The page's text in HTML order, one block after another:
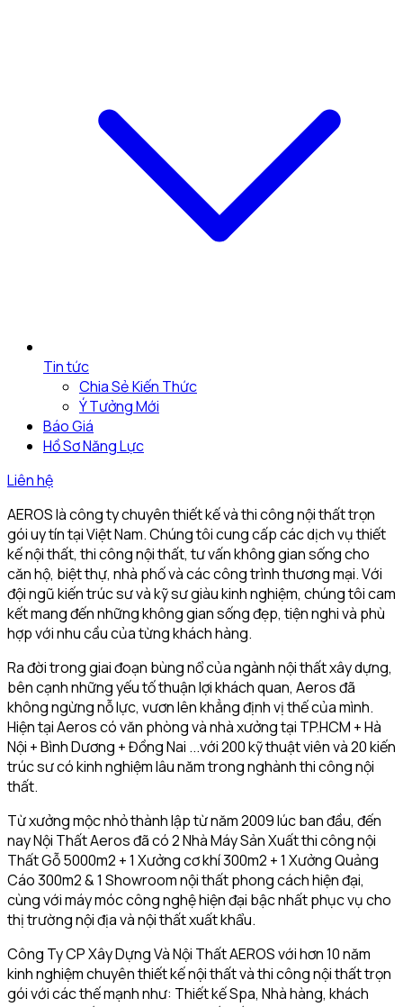
Tin tức
Chia Sẻ Kiến Thức
Ý Tưởng Mới
Báo Giá
Hồ Sơ Năng Lực
Liên hệ
AEROS là công ty chuyên thiết kế và thi công nội thất trọn
gói uy tín tại Việt Nam. Chúng tôi cung cấp các dịch vụ thiết
kế nội thất, thi công nội thất, tư vấn không gian sống cho
căn hộ, biệt thự, nhà phố và các công trình thương mại. Với
đội ngũ kiến trúc sư và kỹ sư giàu kinh nghiệm, chúng tôi cam
kết mang đến những không gian sống đẹp, tiện nghi và phù
hợp với nhu cầu của từng khách hàng.
Ra đời trong giai đoạn bùng nổ của ngành nội thất xây dựng,
bên cạnh những yếu tố thuận lợi khách quan, Aeros đã
không ngừng nỗ lực, vươn lên khẳng định vị thế của mình.
Hiện tại Aeros có văn phòng và nhà xưởng tại TP.HCM + Hà
Nội + Bình Dương + Đồng Nai ...với 200 kỹ thuật viên và 20 kiến
trúc sư có kinh nghiệm lâu năm trong nghành thi công nội
thất.
Từ xưởng mộc nhỏ thành lập từ năm 2009 lúc ban đầu, đến
nay Nội Thất Aeros đã có 2 Nhà Máy Sản Xuất thi công nội
Thất Gỗ 5000m2 + 1 Xưởng cơ khí 300m2 + 1 Xưởng Quảng
Cáo 300m2 & 1 Showroom nội thất phong cách hiện đại,
cùng với máy móc công nghệ hiện đại bậc nhất phục vụ cho
thị trường nội địa và nội thất xuất khẩu.
Công Ty CP Xây Dựng Và Nội Thất AEROS với hơn 10 năm
kinh nghiệm chuyên thiết kế nội thất và thi công nội thất trọn
gói với các thế mạnh như: Thiết kế Spa, Nhà hàng, khách